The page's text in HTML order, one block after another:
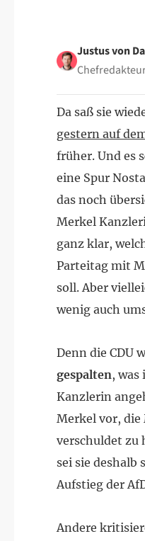
Justus von
Da saß sie
gestern auf
früher. Und es
eine Spur
das noch
Merkel
ganz klar,
Parteitag mit
soll. Aber
wenig auch
Denn die CDU
gespalten,
Kanzlerin
Merkel vor,
verschuldet zu
sei sie deshalb
Aufstieg der
Andere